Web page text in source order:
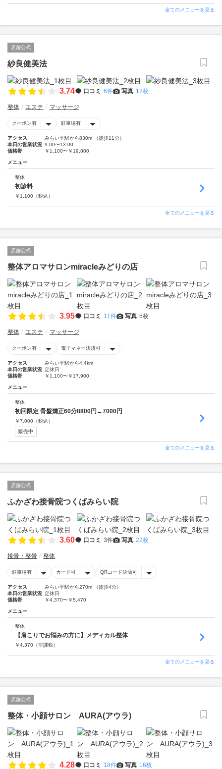
全てのメニューを見る
店舗公式
紗良健美法
3.74 口コミ 6件 写真 12枚
整体 エステ マッサージ
クーポン有 駐車場有
アクセス
みらい平駅から830m （徒歩11分）
本日の営業状況 9:00〜13:00
価格帯
￥1,100〜￥19,800
メニュー
整体
初診料
￥ 1,100 （税込）
全てのメニューを見る
店舗公式
整体アロマサロンmiracleみどりの店
3.95 口コミ 11件 写真 5枚
整体 エステ マッサージ
クーポン有 電子マネー決済可
アクセス
みらい平駅から4.4km
本日の営業状況 定休日
価格帯
￥1,100〜￥17,900
メニュー
整体
初回限定 骨盤矯正60分8800円→7000円
￥7,000 （税込）
販売中
全てのメニューを見る
店舗公式
ふかざわ接骨院つくばみらい院
3.60 口コミ 3件 写真 22枚
接骨・整骨 整体
駐車場有 カード可 QRコード決済可
アクセス
みらい平駅から270m （徒歩4分）
本日の営業状況 定休日
価格帯
￥4,370〜￥5,470
メニュー
整体
【肩こりでお悩みの方に】メディカル整体
￥4,370 （非課税）
全てのメニューを見る
店舗公式
整体・小顔サロン AURA(アウラ)
4.28 口コミ 18件 写真 16枚